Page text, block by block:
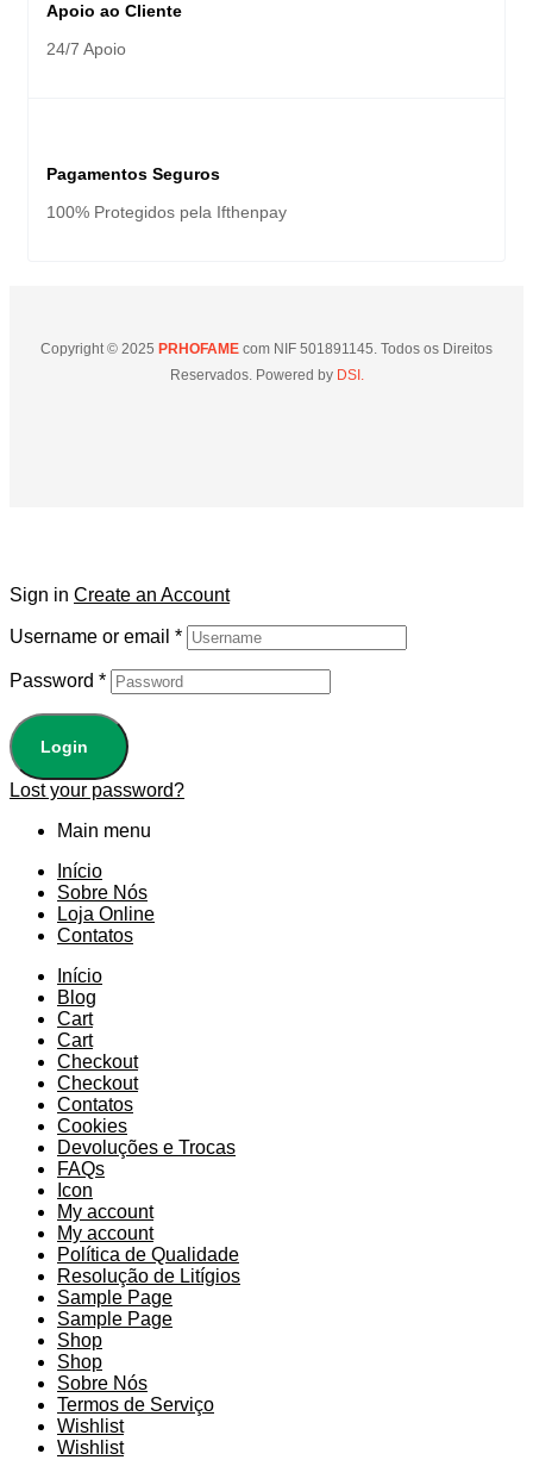
Apoio ao Cliente
24/7 Apoio
Pagamentos Seguros
100% Protegidos pela Ifthenpay
Copyright © 2025 PRHOFAME com NIF 501891145. Todos os Direitos
Reservados. Powered byDSI.
Sign in Create an Account
Username or email *
Password *
Login
Lost your password?
Main menu
Início
Sobre Nós
Loja Online
Contatos
Início
Blog
Cart
Cart
Checkout
Checkout
Contatos
Cookies
Devoluções e Trocas
FAQs
Icon
My account
My account
Política de Qualidade
Resolução de Litígios
Sample Page
Sample Page
Shop
Shop
Sobre Nós
Termos de Serviço
Wishlist
Wishlist